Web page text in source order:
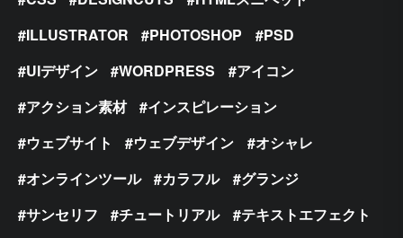
ILLUSTRATOR
PHOTOSHOP
PSD
UIデザイン
WORDPRESS
アイコン
アクション素材
インスピレーション
ウェブサイト
ウェブデザイン
オシャレ
オンラインツール
カラフル
グランジ
サンセリフ
チュートリアル
テキストエフェクト